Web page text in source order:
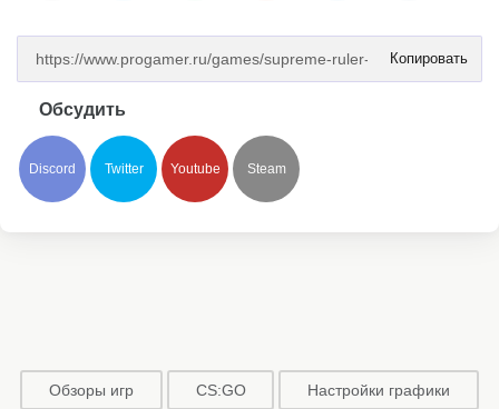
Копировать
Обсудить
Discord Twitter Youtube Steam
Обзоры игр CS:GO Настройки графики